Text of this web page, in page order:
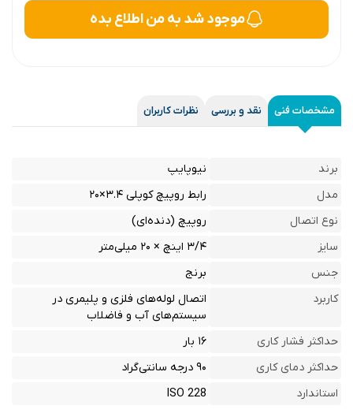
موجود شد به من اطلاع بده
مشخصات فنی نقد و بررسی نظرات کاربران
برند
نیوپایپ
مدل
رابط روپیچ کوپلی ۳.۴×۲۰
نوع اتصال
روپیچ (دنده‌ای)
سایز
۳/۴ اینچ × ۲۰ میلی‌متر
جنس
برنج
کاربرد
اتصال لوله‌های فلزی و پلیمری در
سیستم‌های آب و فاضلاب
حداکثر فشار کاری
۱۶ بار
حداکثر دمای کاری
۹۰ درجه سانتی‌گراد
استاندارد
ISO 228